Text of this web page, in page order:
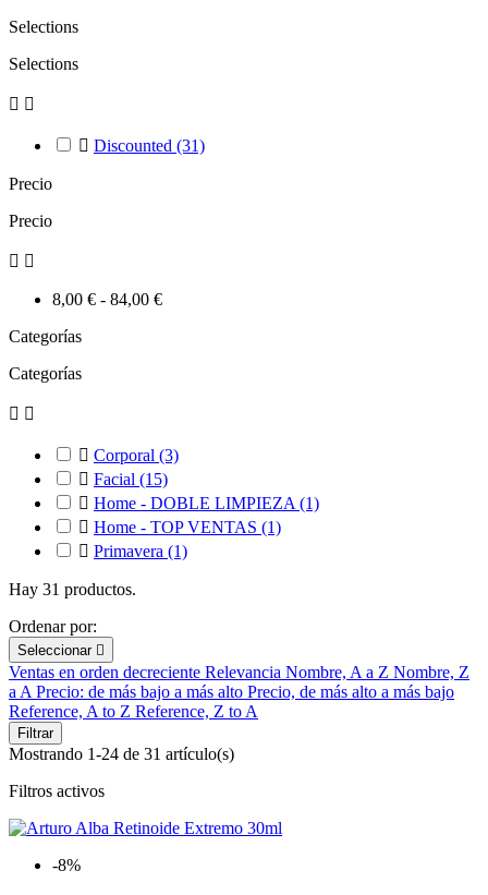
Selections
Selections
 
 Discounted (31)
Precio
Precio
 
8,00 € - 84,00 €
Categorías
Categorías
 
 Corporal (3)
 Facial (15)
 Home - DOBLE LIMPIEZA (1)
 Home - TOP VENTAS (1)
 Primavera (1)
Hay 31 productos.
Ordenar por:
Seleccionar 
Ventas en orden decreciente Relevancia Nombre, A a Z Nombre, Z
a A Precio: de más bajo a más alto Precio, de más alto a más bajo
Reference, A to Z Reference, Z to A
Filtrar
Mostrando 1-24 de 31 artículo(s)
Filtros activos
-8%